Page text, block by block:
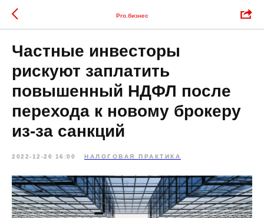
Pro.бизнес
Частные инвесторы
рискуют заплатить
повышенный НДФЛ после
перехода к новому брокеру
из-за санкций
2022-12-20 16:00 НАЛОГОВАЯ ПРАКТИКА